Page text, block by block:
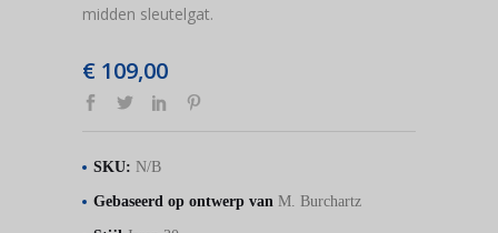
midden sleutelgat.
€ 109,00
SKU: N/B
Gebaseerd op ontwerp van M. Burchartz